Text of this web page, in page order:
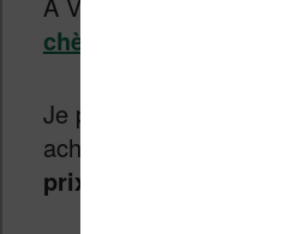
chère (reconditionnées)
Je pense que c’est le
acheter une liseuse
prix sont intéressants.